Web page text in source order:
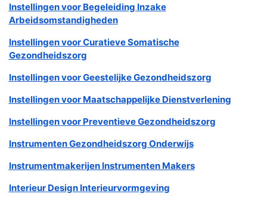
Instellingen voor Begeleiding Inzake
Arbeidsomstandigheden
Instellingen voor Curatieve Somatische
Gezondheidszorg
Instellingen voor Geestelijke Gezondheidszorg
Instellingen voor Maatschappelijke Dienstverlening
Instellingen voor Preventieve Gezondheidszorg
Instrumenten Gezondheidszorg Onderwijs
Instrumentmakerijen Instrumenten Makers
Interieur Design Interieurvormgeving